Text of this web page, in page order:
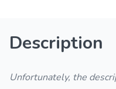
Description
Unfortunately, the